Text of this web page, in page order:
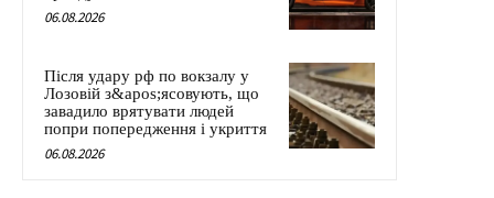
06.08.2026
Після удару рф по вокзалу у
Лозовій з&apos;ясовують, що
завадило врятувати людей
попри попередження і укриття
06.08.2026